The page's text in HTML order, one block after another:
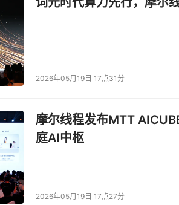
仅供参考，不构成投资建议。
2026年05月19日 17点31分
摩尔线程发布MTT
庭AI中枢
2026年05月19日 17点27分